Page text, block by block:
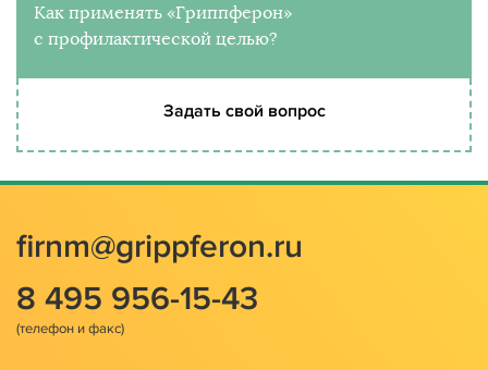
Как применять «Гриппферон»
с профилактической целью?
Задать свой вопрос
firnm@grippferon.ru
8 495 956-15-43